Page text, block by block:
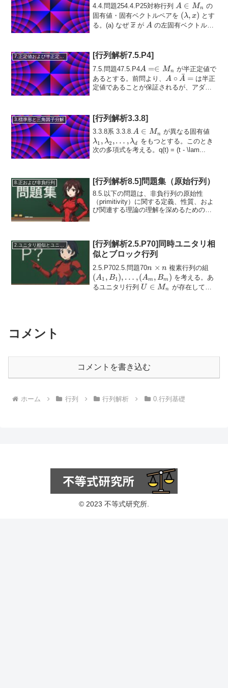
4.4.問題254.4.P25対称行列 A
\in
M_n
A ∈ Mn の
固有値・固有ベクトルペアを (\lambda,
x)
(λ, x) とす
る。(a) なぜ\overline{x}
x が A
A の左固有ベクトルと
7.正定値および半正定値行列 [行列解析7.5.P4]
7.5.問題47.5.P4A =
\in
M_n
A =∈ Mn が半正定値で
あるとする。前問より、
A \circ
\bar{A}
A ∘ A
ˉ = は半正
定値であることが保証されるが、アダマ
3.標準形と三角因子分解 [行列解析3.3.8]
3.3.8系 3.3.8.A
\in
M_n
A ∈ Mn が異なる固有値
λ1 , λ2 ,… ,λd
をもつとする。このとき
次の多項式を考える。q(t) = (t - \lam...
8.正および非負行列 [行列解析8.5]問題集（原始行列）
8.5.以下の問題は、非負行列の原始性
（primitivity）に関する定義、性質、およ
び関連する理論の理解を深めるための演
2.ユニタリ相似とユニタリ同値
[行列解析2.5.P70]同時ユニタリ相
似とブロック行列
2.5.P702.5.問題70n
\times
n
n × n 複素行列の組
(A 1 , B1), … ,(Am , Bm ) を考える。あ
るユニタリ行列 U
U ∈ Mn が存在して、
コメント
コメントを書き込む
ホーム 行列 行列解析 0.行列基礎
© 2023 不等式研究所.